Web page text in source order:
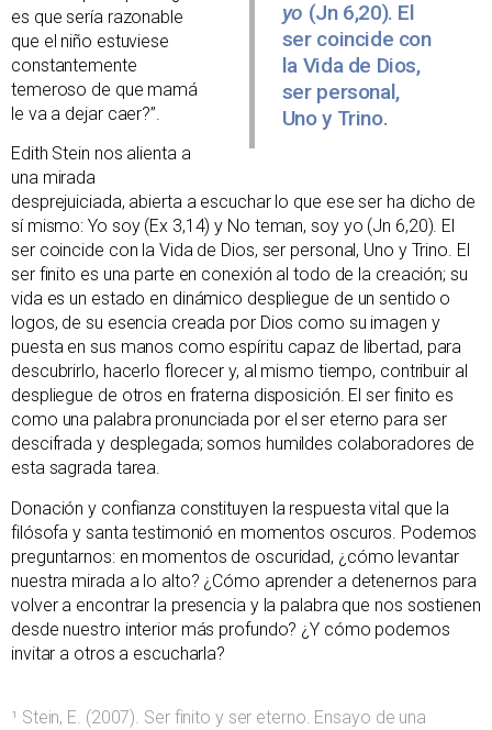
yo (Jn 6,20). El
ser coincide con
la Vida de Dios,
ser personal,
Uno y Trino.
es que sería razonable
que el niño estuviese
constantemente
temeroso de que mamá
le va a dejar caer?”.
Edith Stein nos alienta a
una mirada
desprejuiciada, abierta a escuchar lo que ese ser ha dicho de
sí mismo: Yo soy (Ex 3,14) y No teman, soy yo (Jn 6,20). El
ser coincide con la Vida de Dios, ser personal, Uno y Trino. El
ser finito es una parte en conexión al todo de la creación; su
vida es un estado en dinámico despliegue de un sentido o
logos, de su esencia creada por Dios como su imagen y
puesta en sus manos como espíritu capaz de libertad, para
descubrirlo, hacerlo florecer y, al mismo tiempo, contribuir al
despliegue de otros en fraterna disposición. El ser finito es
como una palabra pronunciada por el ser eterno para ser
descifrada y desplegada; somos humildes colaboradores de
esta sagrada tarea.
Donación y confianza constituyen la respuesta vital que la
filósofa y santa testimonió en momentos oscuros. Podemos
preguntarnos: en momentos de oscuridad, ¿cómo levantar
nuestra mirada a lo alto? ¿Cómo aprender a detenernos para
volver a encontrar la presencia y la palabra que nos sostienen
desde nuestro interior más profundo? ¿Y cómo podemos
invitar a otros a escucharla?
¹ Stein, E. (2007). Ser finito y ser eterno. Ensayo de una